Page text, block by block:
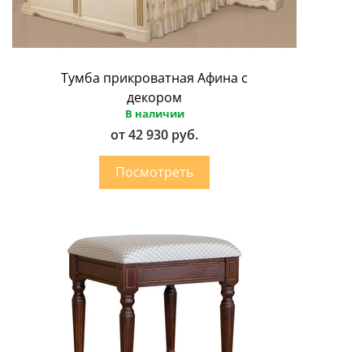
Тумба прикроватная Афина с
декором
В наличии
от 42 930 руб.